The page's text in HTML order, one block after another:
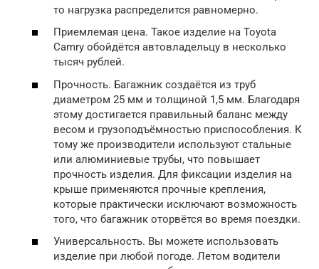
то нагрузка распределится равномерно.
Приемлемая цена. Такое изделие на Toyota
Camry обойдётся автовладельцу в несколько
тысяч рублей.
Прочность. Багажник создаётся из труб
диаметром 25 мм и толщиной 1,5 мм. Благодаря
этому достигается правильный баланс между
весом и грузоподъёмностью приспособления. К
тому же производители используют стальные
или алюминиевые трубы, что повышает
прочность изделия. Для фиксации изделия на
крыше применяются прочные крепления,
которые практически исключают возможность
того, что багажник оторвётся во время поездки.
Универсальность. Вы можете использовать
изделие при любой погоде. Летом водители